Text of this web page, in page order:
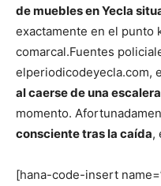
de muebles en Yecla
exactamente en el punto
comarcal.Fuentes
elperiodicodeyecla.com,
al caerse de una
momento.
consciente tras la caída,
[hana-code-insert